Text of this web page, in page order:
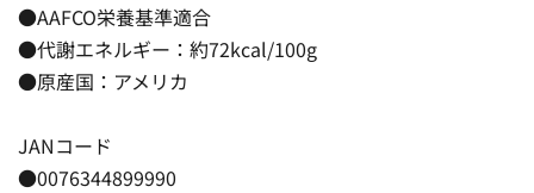
●AAFCO栄養基準適合
●代謝エネルギー：約72kcal/100g
●原産国：アメリカ
JANコード
●0076344899990